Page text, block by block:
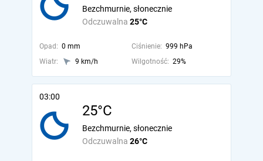
Odczuwalna 25°C
Bezchmurnie, słonecznie
Opad: 0 mm Ciśnienie: 999 hPa
Wiatr:
9 km/h Wilgotność: 29%
03:00
25°C
Odczuwalna 26°C
Bezchmurnie, słonecznie